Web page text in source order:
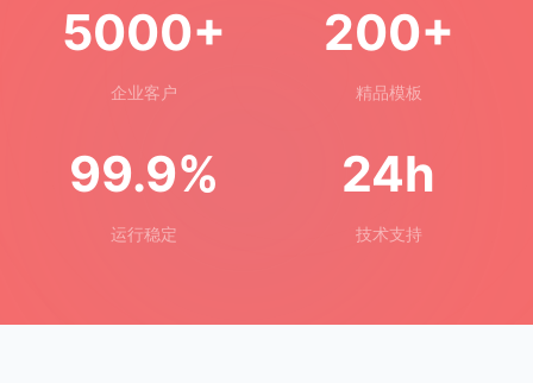
5000+
企业客户
200+
精品模板
99.9%
运行稳定
24h
技术支持